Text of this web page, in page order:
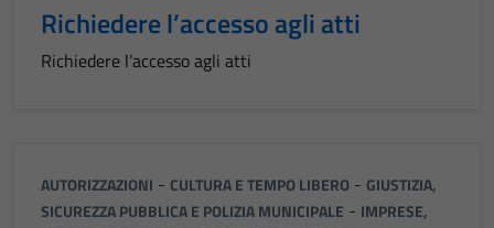
Richiedere l’accesso agli atti
Richiedere l’accesso agli atti
AUTORIZZAZIONI - CULTURA E TEMPO LIBERO - GIUSTIZIA,
SICUREZZA PUBBLICA E POLIZIA MUNICIPALE - IMPRESE,